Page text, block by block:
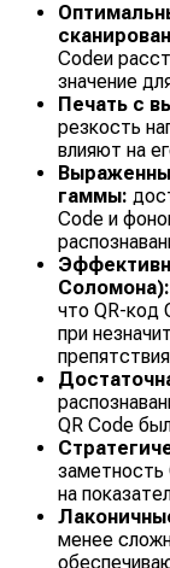
Codeи
значение
Печать с
резкость
влияют на
гаммы:
Code и
Соломона):
что QR-код
при
QR Code
заметность
на
менее